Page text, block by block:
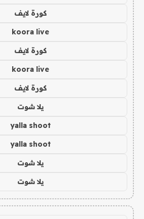
كورة لايف
koora live
كورة لايف
koora live
كورة لايف
يلا شوت
yalla shoot
yalla shoot
يلا شوت
يلا شوت